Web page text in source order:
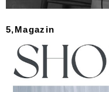
5,Magazin